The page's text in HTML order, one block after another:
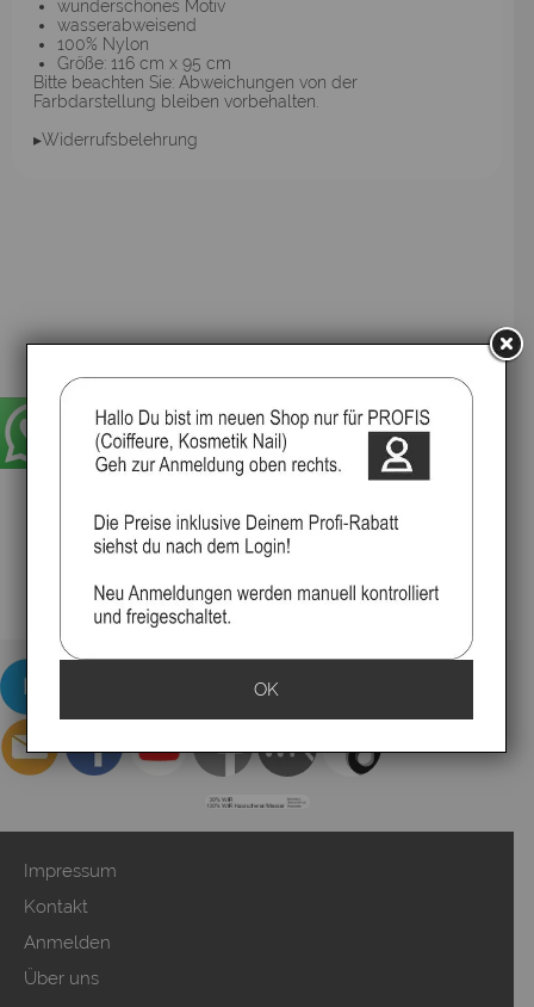
wunderschönes Motiv
wasserabweisend
100% Nylon
Größe: 116 cm x 95 cm
Bitte beachten Sie: Abweichungen von der
Farbdarstellung bleiben vorbehalten.
▸Widerrufsbelehrung
Impressum
Kontakt
Anmelden
Über uns
OK